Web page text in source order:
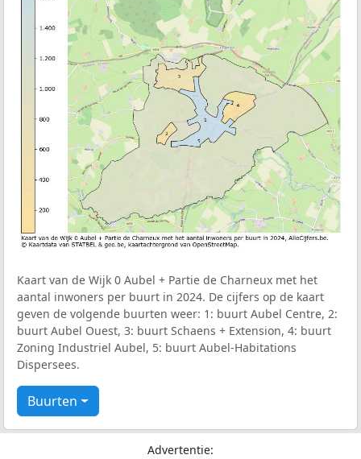
Kaart van de Wijk 0 Aubel + Partie de Charneux met het
aantal inwoners per buurt in 2024. De cijfers op de kaart
geven de volgende buurten weer: 1: buurt Aubel Centre, 2:
buurt Aubel Ouest, 3: buurt Schaens + Extension, 4: buurt
Zoning Industriel Aubel, 5: buurt Aubel-Habitations
Dispersees.
Buurten
Advertentie: